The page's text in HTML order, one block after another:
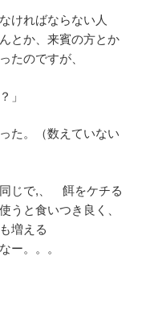
ければならない人
とか、来賓の方とか
たのですが、
」
た。（数えていない
じで,、 餌をケチる
と食いつき良く、
増える
。。。